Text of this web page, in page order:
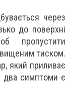
через
до поверхні
пропустити
тиском.
який приливає
два симптоми є